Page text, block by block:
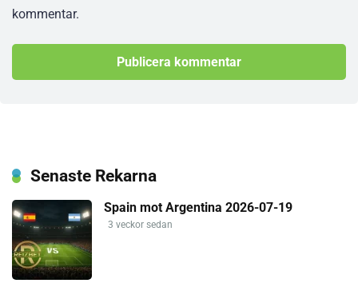
kommentar.
Senaste Rekarna
Spain mot Argentina 2026-07-19
3 veckor sedan